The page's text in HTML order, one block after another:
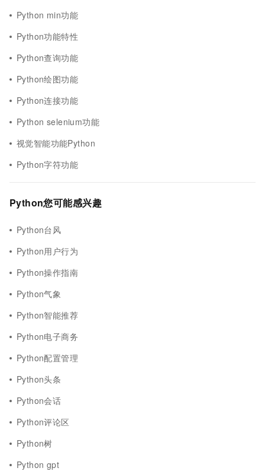
Python min功能
Python功能特性
Python查询功能
Python绘图功能
Python连接功能
Python selenium功能
视觉智能功能Python
Python字符功能
Python您可能感兴趣
Python台风
Python用户行为
Python操作指南
Python气象
Python智能推荐
Python电子商务
Python配置管理
Python头条
Python会话
Python评论区
Python树
Python gpt